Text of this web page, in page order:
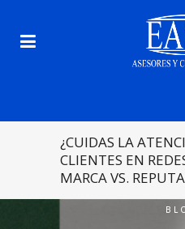
¿CUIDAS LA
CLIENTES EN
MARCA VS.